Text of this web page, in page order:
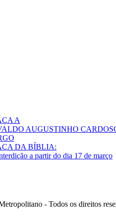
A
AUGUSTINHO
DA BÍBLIA:
a partir do dia 17 de março
- Todos os direitos